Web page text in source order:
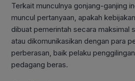
Terkait munculnya gonjang-ganjing
muncul pertanyaan, apakah
dibuat pemerintah secara maksimal
atau dikomunikasikan dengan para
perberasan, baik pelaku
pedagang beras.